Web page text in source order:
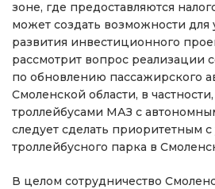
зоне, где предоставляются
может создать возможности для
развития инвестиционного
рассмотрит вопрос реализации
по обновлению пассажирского
Смоленской области, в
троллейбусами МАЗ с
следует сделать приоритетным с
троллейбусного парка в
В целом сотрудничество